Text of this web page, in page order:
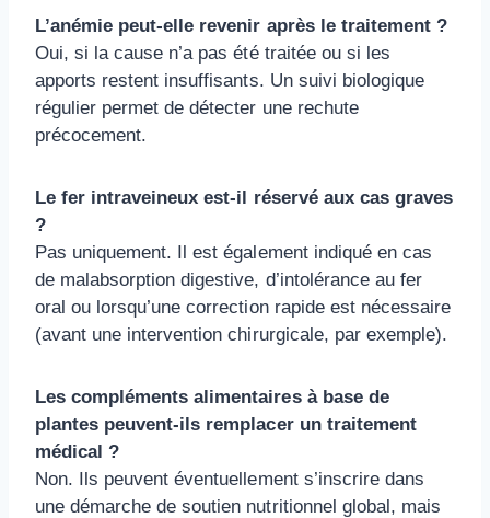
L’anémie peut-elle revenir après le traitement ?
Oui, si la cause n’a pas été traitée ou si les
apports restent insuffisants. Un suivi biologique
régulier permet de détecter une rechute
précocement.
Le fer intraveineux est-il réservé aux cas graves
?
Pas uniquement. Il est également indiqué en cas
de malabsorption digestive, d’intolérance au fer
oral ou lorsqu’une correction rapide est nécessaire
(avant une intervention chirurgicale, par exemple).
Les compléments alimentaires à base de
plantes peuvent-ils remplacer un traitement
médical ?
Non. Ils peuvent éventuellement s’inscrire dans
une démarche de soutien nutritionnel global, mais